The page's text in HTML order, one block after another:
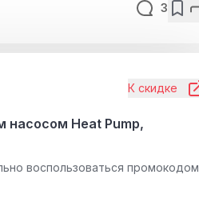
3
К скидке
насосом Heat Pump,
воспользоваться промокодом